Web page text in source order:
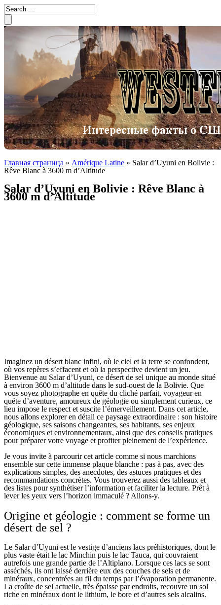
Главная страница » Amérique Latine » Salar d’Uyuni en Bolivie :
Rêve Blanc à 3600 m d’Altitude
Salar d’Uyuni en Bolivie : Rêve Blanc à
3600 m d’Altitude
Imaginez un désert blanc infini, où le ciel et la terre se confondent,
où vos repères s’effacent et où la perspective devient un jeu.
Bienvenue au Salar d’Uyuni, ce désert de sel unique au monde situé
à environ 3600 m d’altitude dans le sud-ouest de la Bolivie. Que
vous soyez photographe en quête du cliché parfait, voyageur en
quête d’aventure, amoureux de géologie ou simplement curieux, ce
lieu impose le respect et suscite l’émerveillement. Dans cet article,
nous allons explorer en détail ce paysage extraordinaire : son histoire
géologique, ses saisons changeantes, ses habitants, ses enjeux
économiques et environnementaux, ainsi que des conseils pratiques
pour préparer votre voyage et profiter pleinement de l’expérience.
Je vous invite à parcourir cet article comme si nous marchions
ensemble sur cette immense plaque blanche : pas à pas, avec des
explications simples, des anecdotes, des astuces pratiques et des
recommandations concrètes. Vous trouverez aussi des tableaux et
des listes pour synthétiser l’information et faciliter la lecture. Prêt à
lever les yeux vers l’horizon immaculé ? Allons-y.
Origine et géologie : comment se forme un
désert de sel ?
Le Salar d’Uyuni est le vestige d’anciens lacs préhistoriques, dont le
plus vaste était le lac Minchin puis le lac Tauca, qui couvraient
autrefois une grande partie de l’Altiplano. Lorsque ces lacs se sont
asséchés, ils ont laissé derrière eux des couches de sels et de
minéraux, concentrées au fil du temps par l’évaporation permanente.
La croûte de sel actuelle, très épaisse par endroits, recouvre un sol
riche en minéraux dont le lithium, le bore et d’autres sels alcalins.